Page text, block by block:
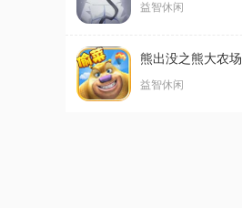
益智休闲
熊出没之熊大农场
免费购买版手游
益智休闲